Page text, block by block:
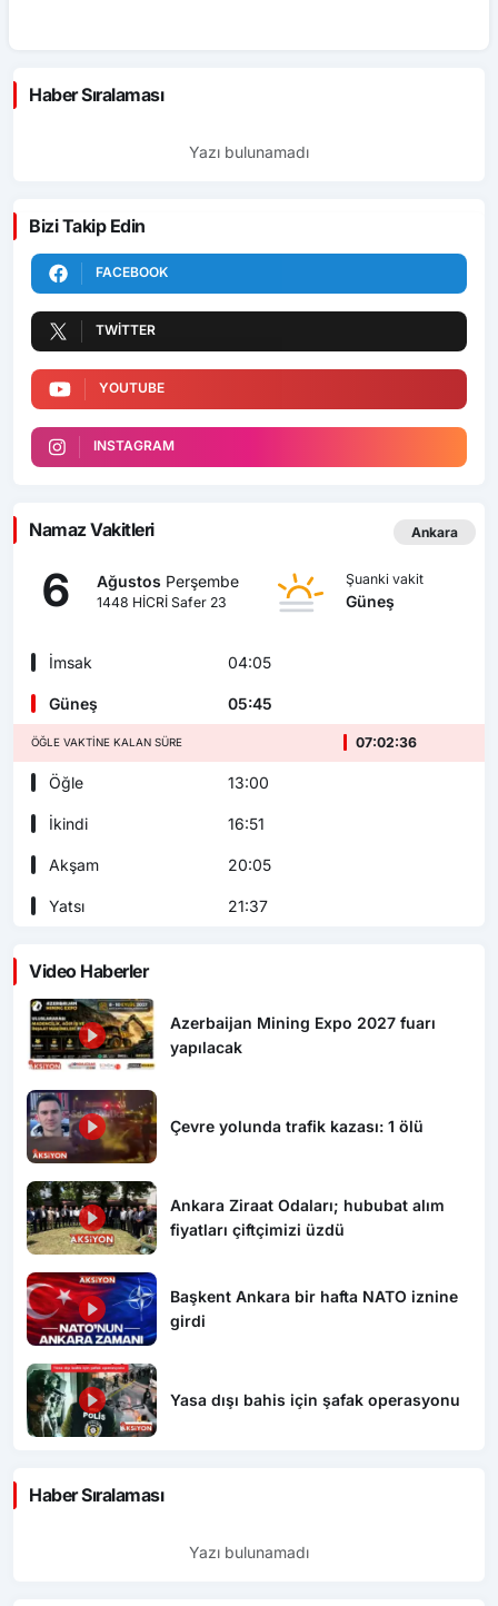
Haber Sıralaması
Yazı bulunamadı
Bizi Takip Edin
FACEBOOK
TWITTER
YOUTUBE
INSTAGRAM
Namaz Vakitleri Ankara
6 Ağustos Perşembe
1448 HİCRİ Safer 23
Şuanki vakit
Güneş
İmsak 04:05
Güneş 05:45
ÖĞLE VAKTINE KALAN SÜRE 07:02:35
Öğle 13:00
İkindi 16:51
Akşam 20:05
Yatsı 21:37
Video Haberler
Azerbaijan Mining Expo 2027 fuarı
yapılacak
Çevre yolunda trafik kazası: 1 ölü
Ankara Ziraat Odaları; hububat alım
fiyatları çiftçimizi üzdü
Başkent Ankara bir hafta NATO iznine
girdi
Yasa dışı bahis için şafak operasyonu
Haber Sıralaması
Yazı bulunamadı